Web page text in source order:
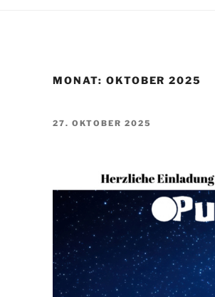
MONAT: OKTOBER 2025
VERÖFFENTLICHT
27. OKTOBER 2025